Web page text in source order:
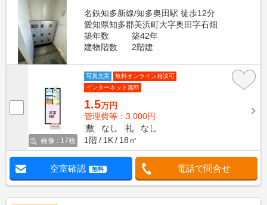
名鉄知多新線/知多奥田駅 徒歩12分
愛知県知多郡美浜町大字奥田字石畑
築年数
築42年
建物階数
2階建
画像 : 17枚
写真充実
無料オンライン相談可
インターネット無料
1.5万円
管理費等：3,000円
敷
なし 礼
なし
1階
1K 18㎡
空室確認 無料 電話で問合せ